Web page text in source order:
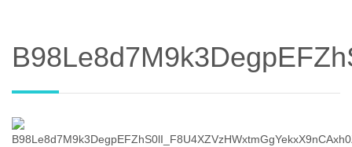
navigation